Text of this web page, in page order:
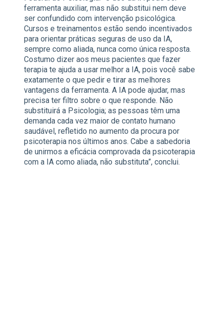
ferramenta auxiliar, mas não substitui nem deve
ser confundido com intervenção psicológica.
Cursos e treinamentos estão sendo incentivados
para orientar práticas seguras de uso da IA,
sempre como aliada, nunca como única resposta.
Costumo dizer aos meus pacientes que fazer
terapia te ajuda a usar melhor a IA, pois você sabe
exatamente o que pedir e tirar as melhores
vantagens da ferramenta. A IA pode ajudar, mas
precisa ter filtro sobre o que responde. Não
substituirá a Psicologia; as pessoas têm uma
demanda cada vez maior de contato humano
saudável, refletido no aumento da procura por
psicoterapia nos últimos anos. Cabe a sabedoria
de unirmos a eficácia comprovada da psicoterapia
com a IA como aliada, não substituta”, conclui.